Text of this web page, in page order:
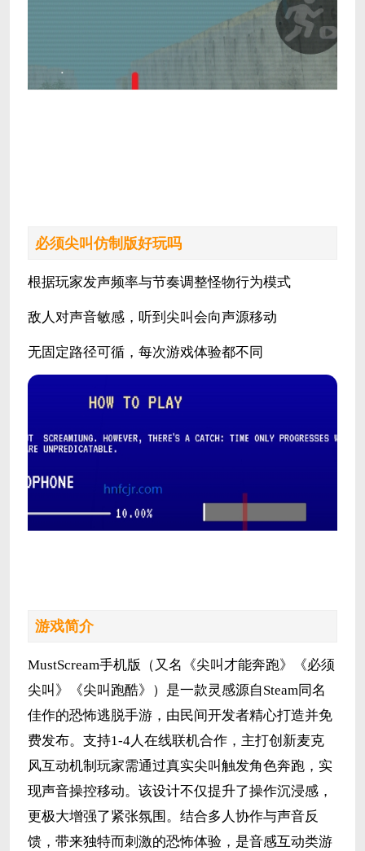
必须尖叫仿制版好玩吗
根据玩家发声频率与节奏调整怪物行为模式
敌人对声音敏感，听到尖叫会向声源移动
无固定路径可循，每次游戏体验都不同
游戏简介
MustScream手机版（又名《尖叫才能奔跑》《必须
尖叫》《尖叫跑酷》）是一款灵感源自Steam同名
佳作的恐怖逃脱手游，由民间开发者精心打造并免
费发布。支持1-4人在线联机合作，主打创新麦克
风互动机制玩家需通过真实尖叫触发角色奔跑，实
现声音操控移动。该设计不仅提升了操作沉浸感，
更极大增强了紧张氛围。结合多人协作与声音反
馈，带来独特而刺激的恐怖体验，是音感互动类游